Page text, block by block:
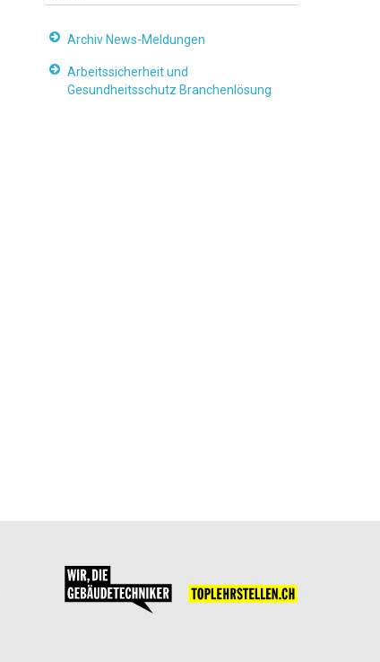
Archiv News-Meldungen
Arbeitssicherheit und
Gesundheitsschutz Branchenlösung